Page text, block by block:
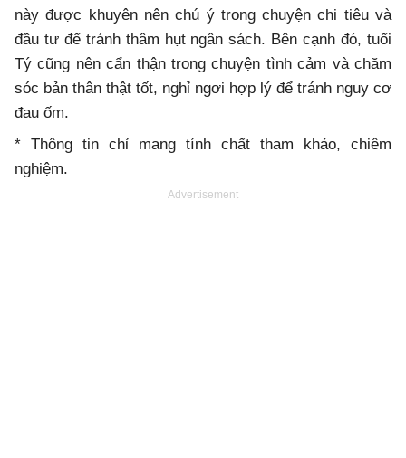
này được khuyên nên chú ý trong chuyện chi tiêu và
đầu tư để tránh thâm hụt ngân sách. Bên cạnh đó, tuổi
Tý cũng nên cẩn thận trong chuyện tình cảm và chăm
sóc bản thân thật tốt, nghỉ ngơi hợp lý để tránh nguy cơ
đau ốm.
* Thông tin chỉ mang tính chất tham khảo, chiêm
nghiệm.
Advertisement